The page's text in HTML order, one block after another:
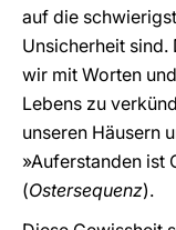
auf die
Unsicherheit sind.
wir mit Worten
Lebens zu
unseren Häusern
»Auferstanden ist
(Ostersequenz).